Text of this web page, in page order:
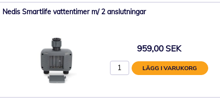
Nedis Smartlife vattentimer m/ 2 anslutningar
959,00 SEK
LÄGG I VARUKORG